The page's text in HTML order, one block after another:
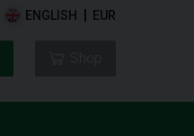
ENGLISH EUR